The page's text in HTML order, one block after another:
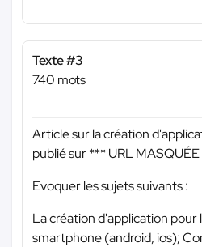
Texte #3
740 mots
Article sur la création
publié sur*** URL
Evoquer les sujets suivants :
La création d'application
smartphone (android, ios);